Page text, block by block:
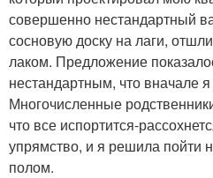
совершенно нестандартный
сосновую доску на лаги,
лаком. Предложение
нестандартным, что вначале
Многочисленные
что все испортится-
упрямство, и я решила пойти
полом.